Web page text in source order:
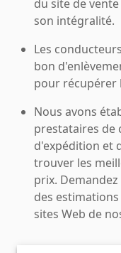
du site de
son intégralité.
Les
bon
pour récupérer
Nous avons
prestataires de
d'expédition et
trouver les
prix.
des
sites Web de